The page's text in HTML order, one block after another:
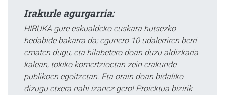
Irakurle agurgarria:
HIRUKA gure eskualdeko euskara hutsezko
hedabide bakarra da; egunero 10 udalerriren berri
ematen dugu, eta hilabetero doan duzu aldizkaria
kalean, tokiko komertzioetan zein erakunde
publikoen egoitzetan. Eta orain doan bidaliko
dizugu etxera nahi izanez gero! Proiektua bizirik